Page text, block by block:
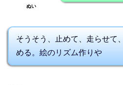
ぬい
そうそう、止めて、走らせて
める。絵のリズム作りや